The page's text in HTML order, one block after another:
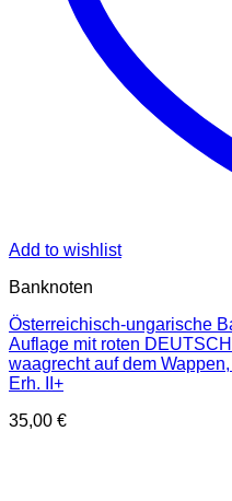
Add to wishlist
Banknoten
Österreichisch-ungarische
Auflage mit roten
waagrecht auf dem
Erh. II+
35,00 €